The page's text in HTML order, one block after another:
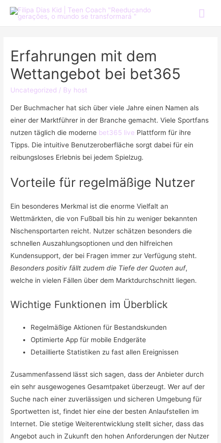
Erfahrungen mit dem
Wettangebot bei bet365
Uncategorized / By host
Der Buchmacher hat sich über viele Jahre einen Namen als
einer der Marktführer in der Branche gemacht. Viele Sportfans
nutzen täglich die moderne bet365 live Plattform für ihre
Tipps. Die intuitive Benutzeroberfläche sorgt dabei für ein
reibungsloses Erlebnis bei jedem Spielzug.
Vorteile für regelmäßige Nutzer
Ein besonderes Merkmal ist die enorme Vielfalt an
Wettmärkten, die von Fußball bis hin zu weniger bekannten
Nischensportarten reicht. Nutzer schätzen besonders die
schnellen Auszahlungsoptionen und den hilfreichen
Kundensupport, der bei Fragen immer zur Verfügung steht.
Besonders positiv fällt zudem die Tiefe der Quoten auf,
welche in vielen Fällen über dem Marktdurchschnitt liegen.
Wichtige Funktionen im Überblick
Regelmäßige Aktionen für Bestandskunden
Optimierte App für mobile Endgeräte
Detaillierte Statistiken zu fast allen Ereignissen
Zusammenfassend lässt sich sagen, dass der Anbieter durch
ein sehr ausgewogenes Gesamtpaket überzeugt. Wer auf der
Suche nach einer zuverlässigen und sicheren Umgebung für
Sportwetten ist, findet hier eine der besten Anlaufstellen im
Internet. Die stetige Weiterentwicklung stellt sicher, dass das
Angebot auch in Zukunft den hohen Anforderungen der Nutzer